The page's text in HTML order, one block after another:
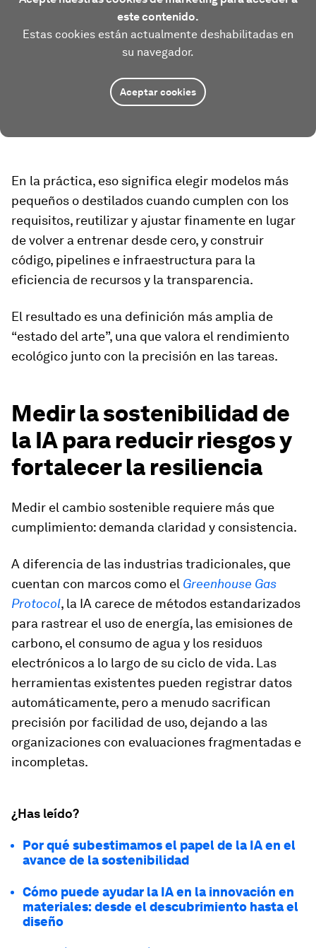
este contenido.
Estas cookies están actualmente deshabilitadas en
su navegador.
Aceptar cookies
En la práctica, eso significa elegir modelos más
pequeños o destilados cuando cumplen con los
requisitos, reutilizar y ajustar finamente en lugar
de volver a entrenar desde cero, y construir
código, pipelines e infraestructura para la
eficiencia de recursos y la transparencia.
El resultado es una definición más amplia de
“estado del arte”, una que valora el rendimiento
ecológico junto con la precisión en las tareas.
Medir la sostenibilidad de
la IA para reducir riesgos y
fortalecer la resiliencia
Medir el cambio sostenible requiere más que
cumplimiento: demanda claridad y consistencia.
A diferencia de las industrias tradicionales, que
cuentan con marcos como el Greenhouse Gas
Protocol, la IA carece de métodos estandarizados
para rastrear el uso de energía, las emisiones de
carbono, el consumo de agua y los residuos
electrónicos a lo largo de su ciclo de vida. Las
herramientas existentes pueden registrar datos
automáticamente, pero a menudo sacrifican
precisión por facilidad de uso, dejando a las
organizaciones con evaluaciones fragmentadas e
incompletas.
¿Has leído?
Por qué subestimamos el papel de la IA en el
avance de la sostenibilidad
Cómo puede ayudar la IA en la innovación en
materiales: desde el descubrimiento hasta el
diseño